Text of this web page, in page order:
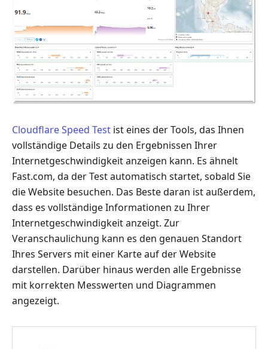
Cloudflare Speed Test ist eines der Tools, das Ihnen
vollständige Details zu den Ergebnissen Ihrer
Internetgeschwindigkeit anzeigen kann. Es ähnelt
Fast.com, da der Test automatisch startet, sobald Sie
die Website besuchen. Das Beste daran ist außerdem,
dass es vollständige Informationen zu Ihrer
Internetgeschwindigkeit anzeigt. Zur
Veranschaulichung kann es den genauen Standort
Ihres Servers mit einer Karte auf der Website
darstellen. Darüber hinaus werden alle Ergebnisse
mit korrekten Messwerten und Diagrammen
angezeigt.